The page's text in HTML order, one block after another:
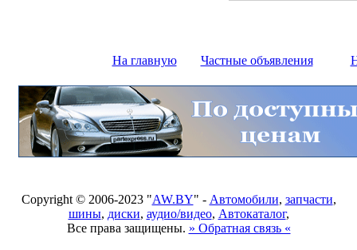
На главную Частные объявления
Copyright © 2006-2023 "AW.BY" - Автомобили, запчасти,
шины, диски, аудио/видео, Автокаталог,
Все права защищены. » Обратная связь «